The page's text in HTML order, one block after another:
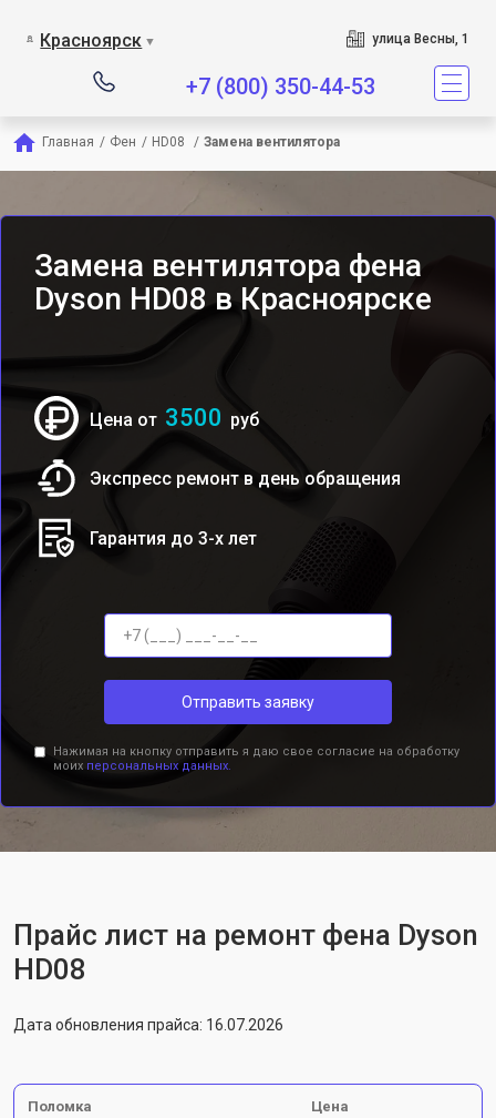
Красноярск ▼ улица Весны, 1
+7 (800) 350-44-53
Главная / Фен / HD08 / Замена вентилятора
Замена вентилятора фена
Dyson HD08 в Красноярске
Цена от 3500 руб
Экспресс ремонт в день обращения
Гарантия до 3-х лет
Отправить заявку
Нажимая на кнопку отправить я даю свое согласие на обработку
моих персональных данных.
Прайс лист на ремонт фена Dyson
HD08
Дата обновления прайса: 16.07.2026
Поломка Цена